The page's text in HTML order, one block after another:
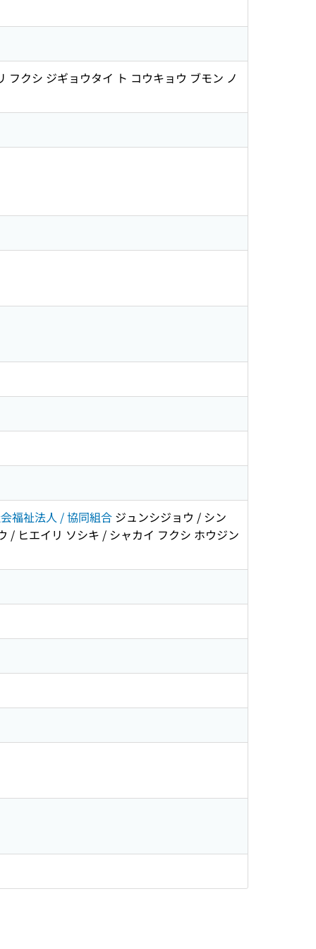
フクシ ジギョウタイ ト コウキョウ ブモン ノ
福祉法人 / 協同組合 ジュンシジョウ / シン
/ ヒエイリ ソシキ / シャカイ フクシ ホウジン